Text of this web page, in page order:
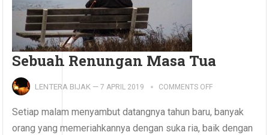
Sebuah Renungan Masa Tua
LENTERA BIJAK —7 APRIL 2019 COMMENTS OFF
Setiap malam menyambut datangnya tahun baru, banyak
orang yang memeriahkannya dengan suka ria, baik dengan